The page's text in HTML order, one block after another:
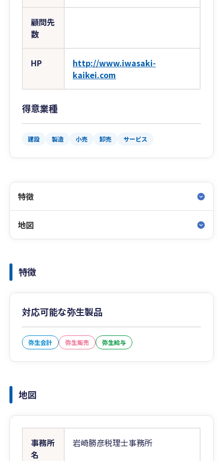
顧問先
数
HP
http://www.iwasaki-
kaikei.com
得意業種
建設 製造 小売 卸売 サービス
特徴
地図
特徴
対応可能な弥生製品
弥生会計 弥生販売 弥生給与
地図
事務所
名
岩崎勝彦税理士事務所